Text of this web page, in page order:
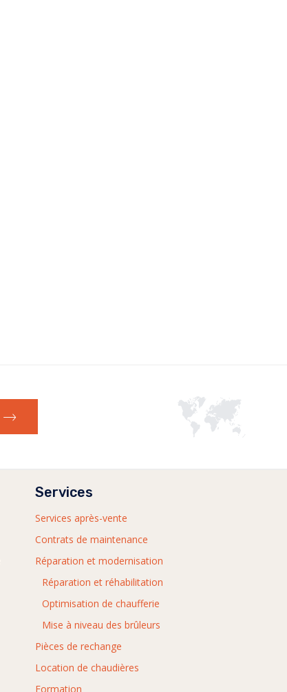
Services
Services après-vente
Contrats de maintenance
Réparation et modernisation
Réparation et réhabilitation
Optimisation de chaufferie
Mise à niveau des brûleurs
Pièces de rechange
Location de chaudières
Formation